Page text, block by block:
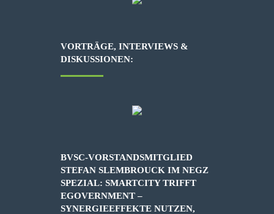
VORTRÄGE, INTERVIEWS &
DISKUSSIONEN:
BVSC-VORSTANDSMITGLIED
STEFAN SLEMBROUCK IM NEGZ
SPEZIAL: SMARTCITY TRIFFT
EGOVERNMENT –
SYNERGIEEFFEKTE NUTZEN,